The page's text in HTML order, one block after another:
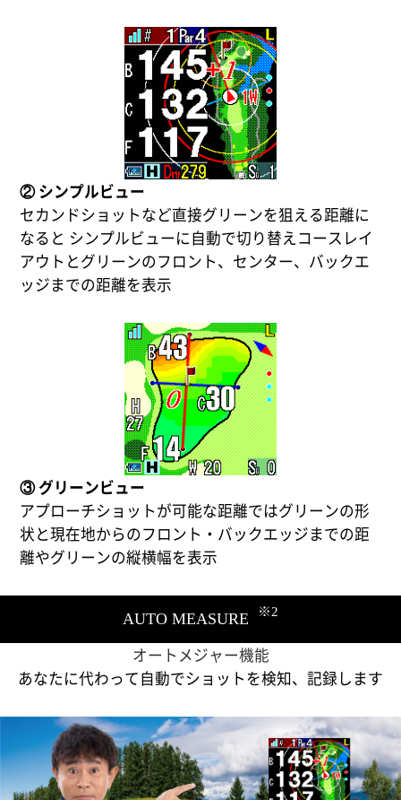
② シンプルビュー
セカンドショットなど直接グリーンを狙える距離に
なると シンプルビューに自動で切り替えコースレイ
アウトとグリーンのフロント、センター、バックエ
ッジまでの距離を表示
③ グリーンビュー
アプローチショットが可能な距離ではグリーンの形
状と現在地からのフロント・バックエッジまでの距
離やグリーンの縦横幅を表示
AUTO MEASURE ※2
オートメジャー機能
あなたに代わって自動でショットを検知、記録します